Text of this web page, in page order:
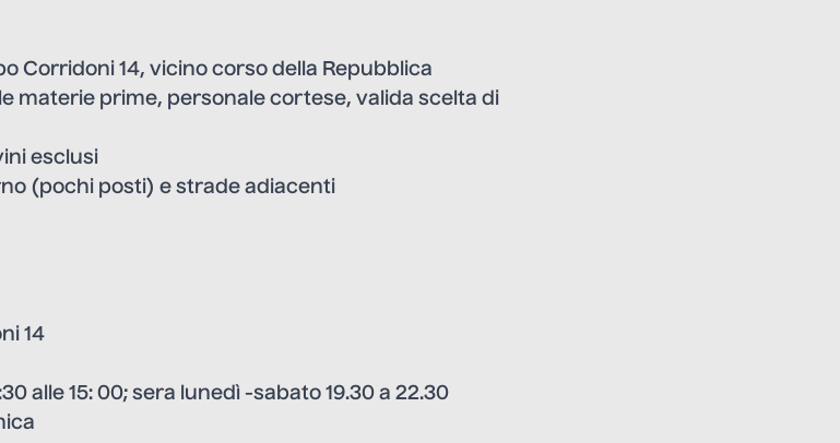
Corridoni 14, vicino corso della Repubblica
materie prime, personale cortese, valida scelta di
esclusi
(pochi posti) e strade adiacenti
14
alle 15: 00; sera lunedì -sabato 19.30 a 22.30